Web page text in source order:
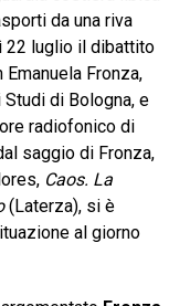
da una riva
22 luglio il dibattito
Fronza,
di Bologna, e
radiofonico di
saggio di Fronza,
Caos. La
(Laterza), si è
al giorno